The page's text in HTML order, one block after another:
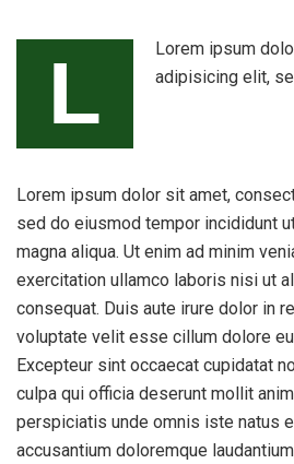
L
Lorem ipsum
adipisicing elit,
Lorem ipsum dolor sit amet,
sed do eiusmod tempor incididunt
magna aliqua. Ut enim ad minim
exercitation ullamco laboris nisi ut
consequat. Duis aute irure dolor in
voluptate velit esse cillum dolore
Excepteur sint occaecat cupidatat
culpa qui officia deserunt mollit
perspiciatis unde omnis iste natus
accusantium doloremque